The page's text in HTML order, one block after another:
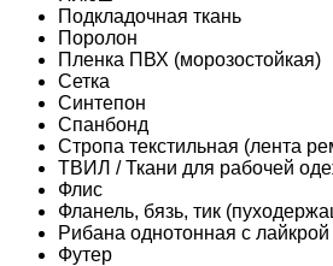
Подкладочная ткань
Поролон
Пленка ПВХ (морозостойкая)
Сетка
Синтепон
Спанбонд
Стропа текстильная (лента
ТВИЛ / Ткани для рабочей
Флис
Фланель, бязь, тик
Рибана однотонная с
Футер